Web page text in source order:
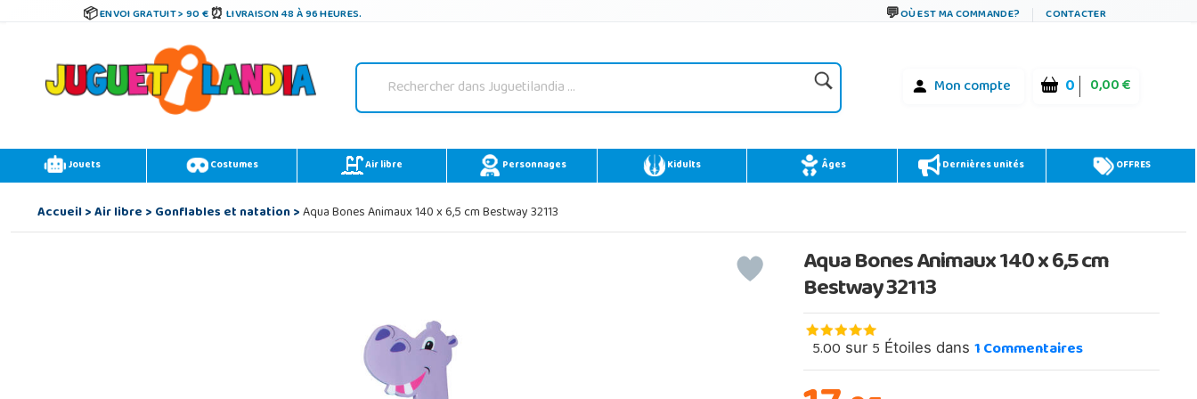
ENVOI GRATUIT > 90 € LIVRAISON 48 À 96 HEURES. OÙ EST MA COMMANDE? CONTACTER
Mon compte 0 0,00 €
Jouets Costumes Air libre Personnages Kidults Âges Dernières unités OFFRES
Accueil>Air libre>Gonflables et natation>Aqua Bones Animaux 140 x 6,5 cm Bestway 32113
Aqua Bones Animaux 140 x 6,5 cm
Bestway 32113
5.00 sur 5 Étoiles dans1Commentaires